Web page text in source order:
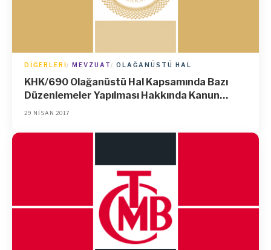
DIĞERLERI MEVZUAT OLAĞANÜSTÜ HAL
KHK/690 Olağanüstü Hal Kapsamında Bazı
Düzenlemeler Yapılması Hakkında Kanun
Hükmünde Kararname
29 NISAN 2017